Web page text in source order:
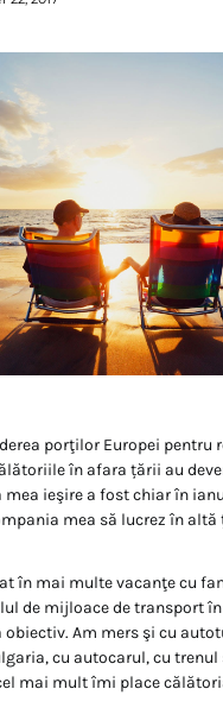
porţilor Europei pentru
în afara țării au
mea ieşire a fost chiar în
mea să lucrez în altă
în mai multe vacanţe cu
de mijloace de transport
Am mers şi cu
cu autocarul, cu trenul
mai mult îmi place